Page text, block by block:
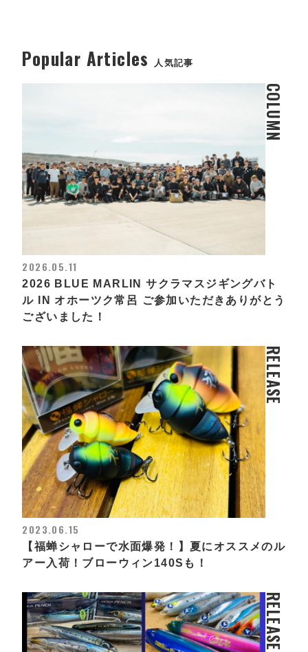
Popular Articles 人気記事
COLUMN
2026.05.11
2026 BLUE MARLIN サクラマスジギングバト
ル IN オホーツク常呂 ご参加いただきありがとう
ございました！
RELEASE
2023.06.15
【福蝉シャローで水面爆発！】夏にオススメのル
アー入荷！ブローウィン140Sも！
RELEASE